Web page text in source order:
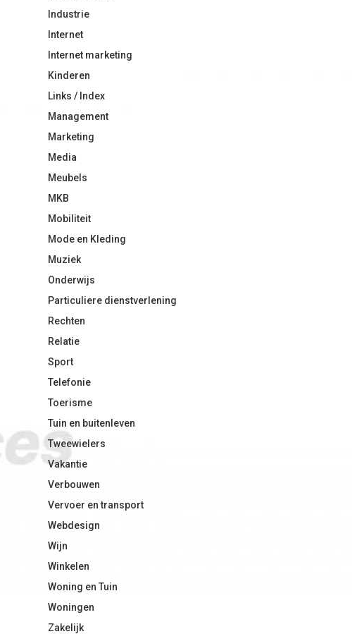
Industrie
Internet
Internet marketing
Kinderen
Links / Index
Management
Marketing
Media
Meubels
MKB
Mobiliteit
Mode en Kleding
Muziek
Onderwijs
Particuliere dienstverlening
Rechten
Relatie
Sport
Telefonie
Toerisme
Tuin en buitenleven
Tweewielers
Vakantie
Verbouwen
Vervoer en transport
Webdesign
Wijn
Winkelen
Woning en Tuin
Woningen
Zakelijk